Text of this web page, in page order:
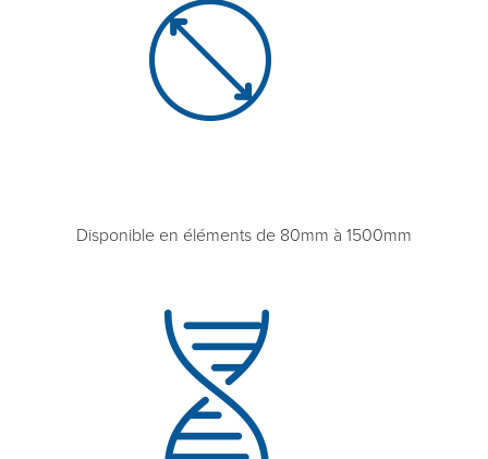
Disponible en éléments de 80mm à 1500mm